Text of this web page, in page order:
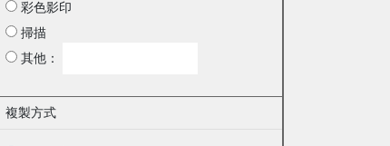
彩色影印
掃描
其他：
複製方式